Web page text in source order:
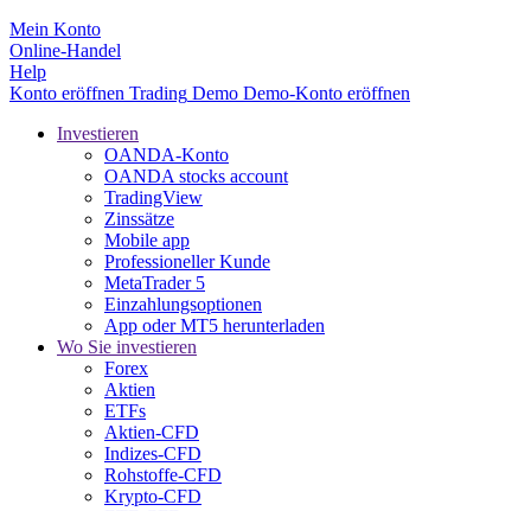
Mein Konto
Online-Handel
Help
Konto eröffnen Trading Demo Demo-Konto eröffnen
Investieren
OANDA-Konto
OANDA stocks account
TradingView
Zinssätze
Mobile app
Professioneller Kunde
MetaTrader 5
Einzahlungsoptionen
App oder MT5 herunterladen
Wo Sie investieren
Forex
Aktien
ETFs
Aktien-CFD
Indizes-CFD
Rohstoffe-CFD
Krypto-CFD